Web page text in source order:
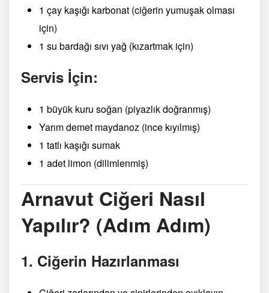
1 çay kaşığı karbonat (ciğerin yumuşak olması
için)
1 su bardağı sıvı yağ (kızartmak için)
Servis İçin:
1 büyük kuru soğan (piyazlık doğranmış)
Yarım demet maydanoz (ince kıyılmış)
1 tatlı kaşığı sumak
1 adet limon (dilimlenmiş)
Arnavut Ciğeri Nasıl
Yapılır? (Adım Adım)
1. Ciğerin Hazırlanması